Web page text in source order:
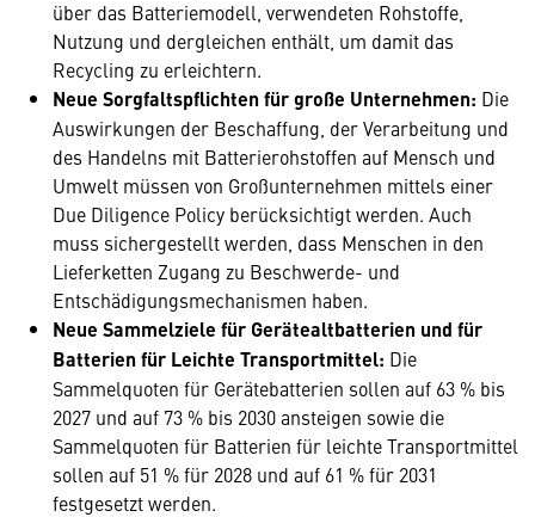
über das Batteriemodell, verwendeten Rohstoffe,
Nutzung und dergleichen enthält, um damit das
Recycling zu erleichtern.
Neue Sorgfaltspflichten für große Unternehmen: Die
Auswirkungen der Beschaffung, der Verarbeitung und
des Handelns mit Batterierohstoffen auf Mensch und
Umwelt müssen von Großunternehmen mittels einer
Due Diligence Policy berücksichtigt werden. Auch
muss sichergestellt werden, dass Menschen in den
Lieferketten Zugang zu Beschwerde- und
Entschädigungsmechanismen haben.
Neue Sammelziele für Gerätealtbatterien und für
Batterien für Leichte Transportmittel: Die
Sammelquoten für Gerätebatterien sollen auf 63 % bis
2027 und auf 73 % bis 2030 ansteigen sowie die
Sammelquoten für Batterien für leichte Transportmittel
sollen auf 51 % für 2028 und auf 61 % für 2031
festgesetzt werden.